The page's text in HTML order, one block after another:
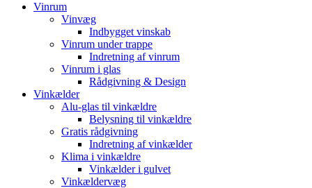
Vinrum
Vinvæg
Indbygget vinskab
Vinrum under trappe
Indretning af vinrum
Vinrum i glas
Rådgivning & Design
Vinkælder
Alu-glas til vinkældre
Belysning til vinkældre
Gratis rådgivning
Indretning af vinkælder
Klima i vinkældre
Vinkælder i gulvet
Vinkældervæg